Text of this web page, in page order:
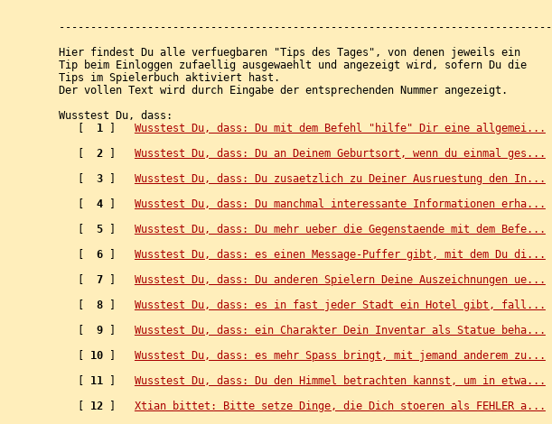
------------------------------------------------------------------------------
Hier findest Du alle verfuegbaren "Tips des Tages", von denen jeweils ein
Tip beim Einloggen zufaellig ausgewaehlt und angezeigt wird, sofern Du die
Tips im Spielerbuch aktiviert hast.
Der vollen Text wird durch Eingabe der entsprechenden Nummer angezeigt.
Wusstest Du, dass:
1 ] Wusstest Du, dass: Du mit dem Befehl "hilfe" Dir eine allgemei...
2 ] Wusstest Du, dass: Du an Deinem Geburtsort, wenn du einmal ges...
3 ] Wusstest Du, dass: Du zusaetzlich zu Deiner Ausruestung den In...
4 ] Wusstest Du, dass: Du manchmal interessante Informationen erha...
5 ] Wusstest Du, dass: Du mehr ueber die Gegenstaende mit dem Befe...
6 ] Wusstest Du, dass: es einen Message-Puffer gibt, mit dem Du di...
7 ] Wusstest Du, dass: Du anderen Spielern Deine Auszeichnungen ue...
8 ] Wusstest Du, dass: es in fast jeder Stadt ein Hotel gibt, fall...
9 ] Wusstest Du, dass: ein Charakter Dein Inventar als Statue beha...
10 ] Wusstest Du, dass: es mehr Spass bringt, mit jemand anderem zu...
11 ] Wusstest Du, dass: Du den Himmel betrachten kannst, um in etwa...
12 ] Xtian bittet: Bitte setze Dinge, die Dich stoeren als FEHLER a...